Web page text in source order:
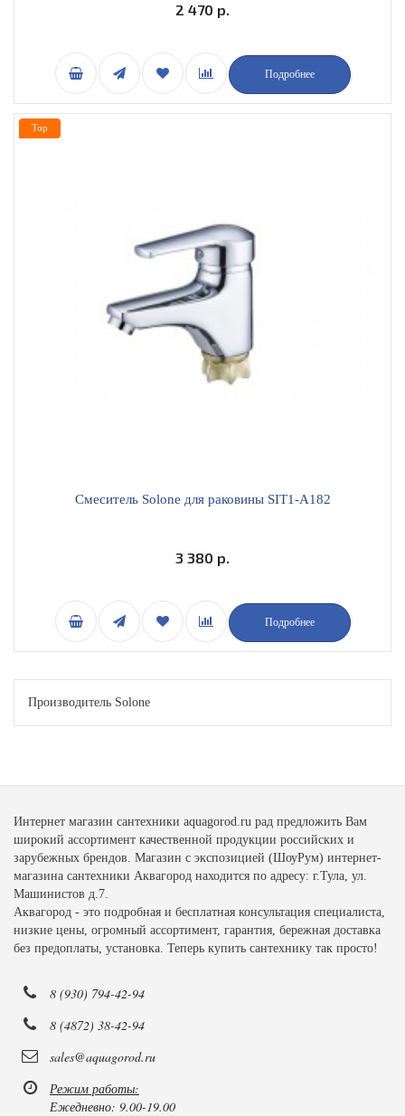
2 470 р.
Подробнее
Смеситель Solone для раковины SIT1-A182
3 380 р.
Подробнее
Top
Производитель Solone
Интернет магазин сантехники aquagorod.ru рад предложить Вам
широкий ассортимент качественной продукции российских и
зарубежных брендов. Магазин с экспозицией (ШоуРум) интернет-
магазина сантехники Аквагород находится по адресу: г.Тула, ул.
Машинистов д.7.
Аквагород - это подробная и бесплатная консультация специалиста,
низкие цены, огромный ассортимент, гарантия, бережная доставка
без предоплаты, установка. Теперь купить сантехнику так просто!
8 (930) 794-42-94
8 (4872) 38-42-94
sales@aquagorod.ru
Режим работы:
Ежедневно: 9.00-19.00